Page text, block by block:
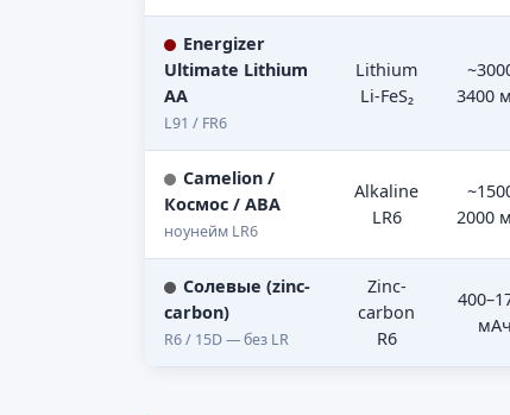
Energizer
Ultimate Lithium
AA
L91 / FR6
Lithium
Li-FeS₂
3400
Camelion /
Космос / ABA
ноунейм LR6
Alkaline
LR6
2000
Солевые (zinc-
carbon)
R6 / 15D — без LR
Zinc-
carbon
R6
мАч